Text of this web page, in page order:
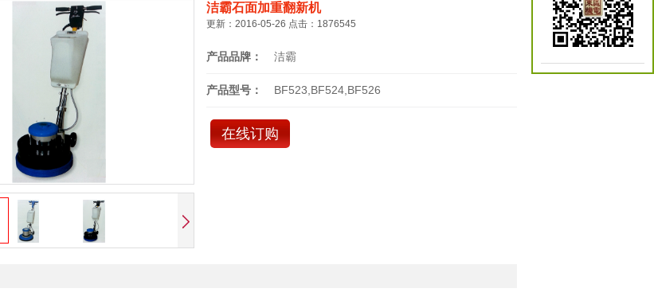
洁霸石面加重翻新机
更新：2016-05-26 点击：1876545
产品品牌： 洁霸
产品型号： BF523,BF524,BF526
在线订购